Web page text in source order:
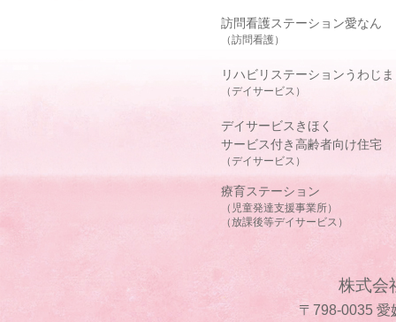
訪問看護ステーション愛なん
（訪問看護）
リハビリステーションうわじま
（デイサービス）
デイサービスきほく
サービス付き高齢者向け住宅
（デイサービス）
療育ステーション
（児童発達支援事業所）
（放課後等デイサービス）
株式会
〒798-0035 愛